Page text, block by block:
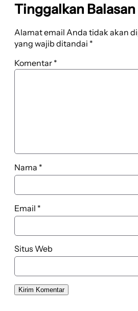
Tinggalkan Balasan
Alamat email Anda tidak akan
yang wajib ditandai *
Komentar *
Nama *
Email *
Situs Web